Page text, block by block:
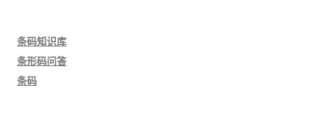
条码知识库
条形码问答
条码